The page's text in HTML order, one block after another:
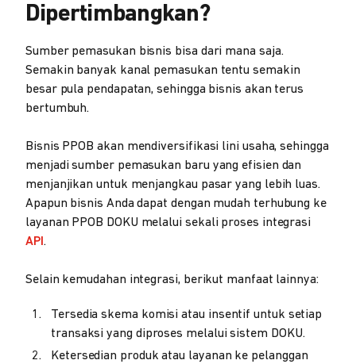
Dipertimbangkan?
Sumber pemasukan bisnis bisa dari mana saja.
Semakin banyak kanal pemasukan tentu semakin
besar pula pendapatan, sehingga bisnis akan terus
bertumbuh.
Bisnis PPOB akan mendiversifikasi lini usaha, sehingga
menjadi sumber pemasukan baru yang efisien dan
menjanjikan untuk menjangkau pasar yang lebih luas.
Apapun bisnis Anda dapat dengan mudah terhubung ke
layanan PPOB DOKU melalui sekali proses integrasi
API .
Selain kemudahan integrasi, berikut manfaat lainnya:
Tersedia skema komisi atau insentif untuk setiap
transaksi yang diproses melalui sistem DOKU.
Ketersedian produk atau layanan ke pelanggan